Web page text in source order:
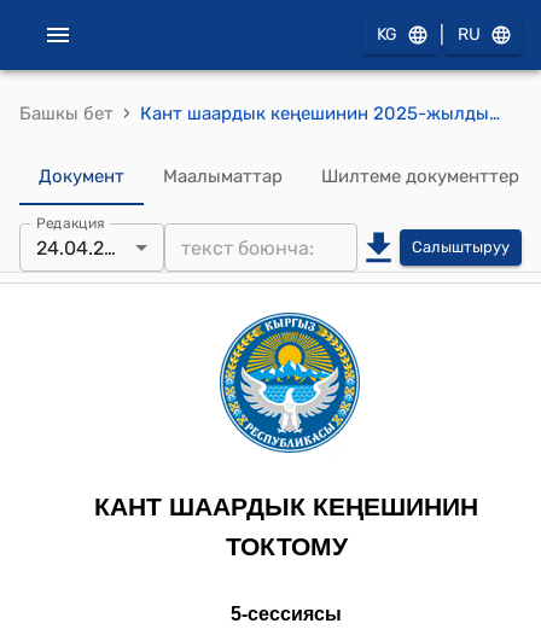
KG RU
Башкы бет › Кант шаардык кеңешинин 2025-жылдын 24-апрелиндеги № 24/V-29 "2024-жылдагы Кант шаарынын социалдык-экономикалык өнүктүрүүсүнүн жыйынтыгы жана 2025-жылга карата Кант шаарынын социалдык-экономикалык өнүктүрүү планын бекитүү жөнүндө" токтому
Документ Маалыматтар Шилтеме документтер
Редакция
24.04.2025 Салыштыруу